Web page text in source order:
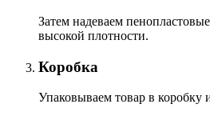
Затем надеваем
высокой плотности.
Коробка
Упаковываем товар в коробку